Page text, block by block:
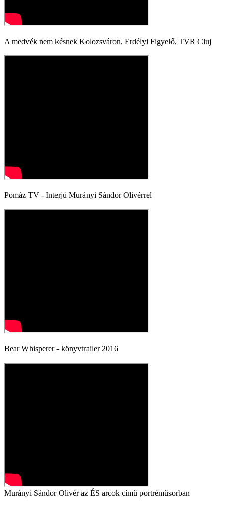
A medvék nem késnek Kolozsváron, Erdélyi Figyelő, TVR Cluj
Pomáz TV - Interjú Murányi Sándor Olivérrel
Bear Whisperer - könyvtrailer 2016
Murányi Sándor Olivér az ÉS arcok című portréműsorban